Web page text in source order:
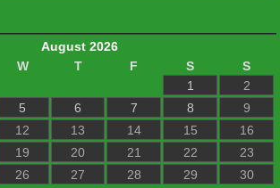
August 2026
W T F S
S
1
2
5 6 7 8
9
12 13 14 15
16
19 20 21 22
23
26 27 28 29
30